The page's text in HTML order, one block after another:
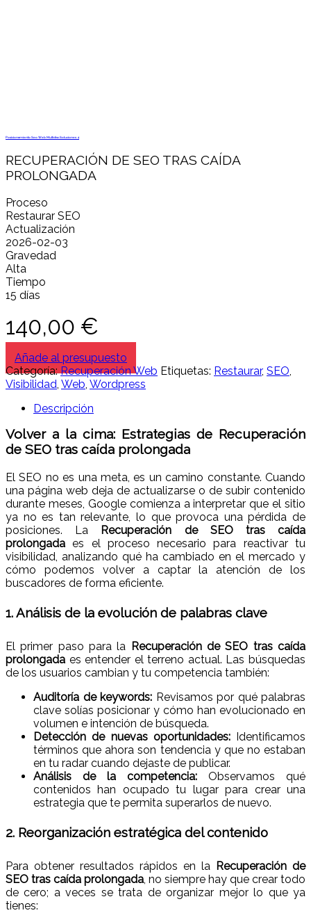
Posicionamiento Seo Web Multidisc Soluciones 4
RECUPERACIÓN DE SEO TRAS CAÍDA
PROLONGADA
Proceso
Restaurar SEO
Actualización
2026-02-03
Gravedad
Alta
Tiempo
15 días
140,00 €
Añade al presupuesto
Categoría:Recuperación Web Etiquetas: Restaurar, SEO,
Visibilidad, Web, Wordpress
Descripción
Volver a la cima: Estrategias de Recuperación
de SEO tras caída prolongada
El SEO no es una meta, es un camino constante. Cuando
una página web deja de actualizarse o de subir contenido
durante meses, Google comienza a interpretar que el sitio
ya no es tan relevante, lo que provoca una pérdida de
posiciones. La
Recuperación de SEO tras caída
prolongada es el proceso necesario para reactivar tu
visibilidad, analizando qué ha cambiado en el mercado y
cómo podemos volver a captar la atención de los
buscadores de forma eficiente.
1. Análisis de la evolución de palabras clave
El primer paso para la Recuperación de SEO tras caída
prolongada es entender el terreno actual. Las búsquedas
de los usuarios cambian y tu competencia también:
Auditoría de keywords: Revisamos por qué palabras
clave solías posicionar y cómo han evolucionado en
volumen e intención de búsqueda.
Detección de nuevas oportunidades:Identificamos
términos que ahora son tendencia y que no estaban
en tu radar cuando dejaste de publicar.
Análisis de la competencia: Observamos qué
contenidos han ocupado tu lugar para crear una
estrategia que te permita superarlos de nuevo.
2. Reorganización estratégica del contenido
Para obtener resultados rápidos en la Recuperación de
SEO tras caída prolongada, no siempre hay que crear todo
de cero; a veces se trata de organizar mejor lo que ya
tienes: